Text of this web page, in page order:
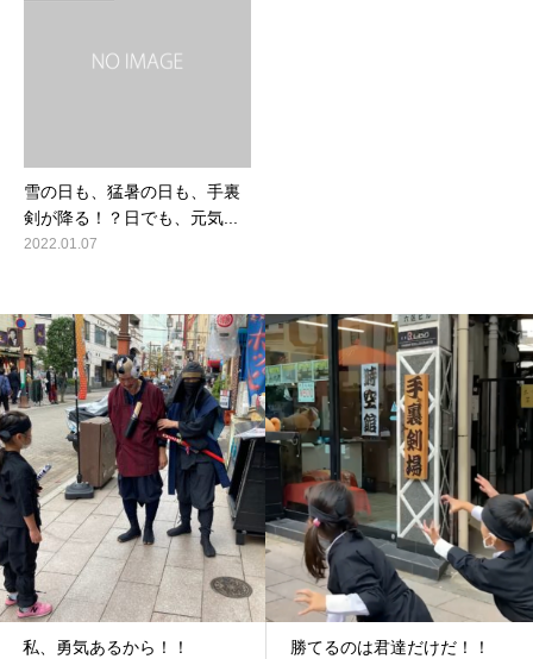
雪の日も、猛暑の日も、手裏
剣が降る！？日でも、元気...
2022.01.07
私、勇気あるから！！ 勝てるのは君達だけだ！！